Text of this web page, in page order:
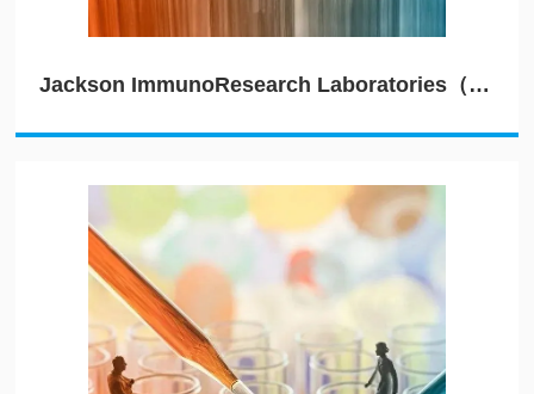
Jackson ImmunoResearch Laboratories（JIRL）